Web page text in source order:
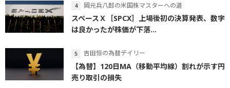
岡元兵八郎の米国株マスターへの道
スペースＸ［SPCX］上場後初の決算発表、数字
は良かったが株価が下落...
吉田恒の為替デイリー
【為替】120日MA（移動平均線）割れが示す円
売り取引の損失